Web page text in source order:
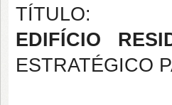
TÍTULO:
EDIFÍCIO
ESTRATÉGICO